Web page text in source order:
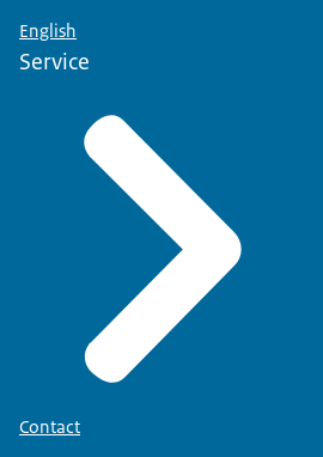
English
Service
Contact